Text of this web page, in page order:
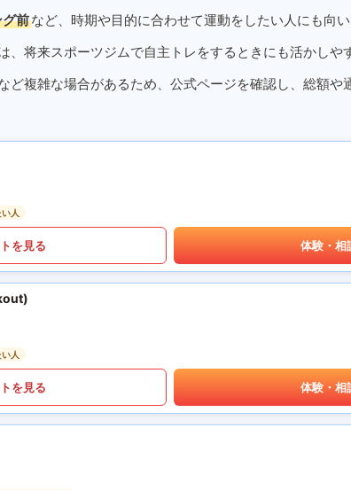
前など、時期や目的に合わせて運動をしたい人にも向い
、将来スポーツジムで自主トレをするときにも活かしや
ど複雑な場合があるため、公式ページを確認し、総額や
人
を見る 体験・相
人
を見る 体験・相